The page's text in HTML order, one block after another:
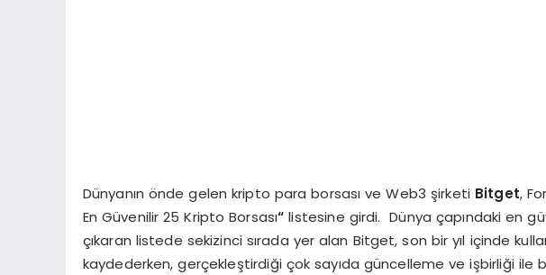
Dünyanın önde gelen kripto para borsası ve Web3 şirketi Bitget,
En Güvenilir 25 Kripto Borsası“ listesine girdi. Dünya çapındaki en
çıkaran listede sekizinci sırada yer alan Bitget, son bir yıl içinde
kaydederken, gerçekleştirdiği çok sayıda güncelleme ve işbirliği ile